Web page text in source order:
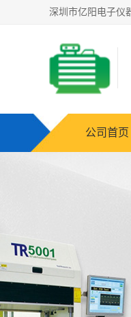
公司首页